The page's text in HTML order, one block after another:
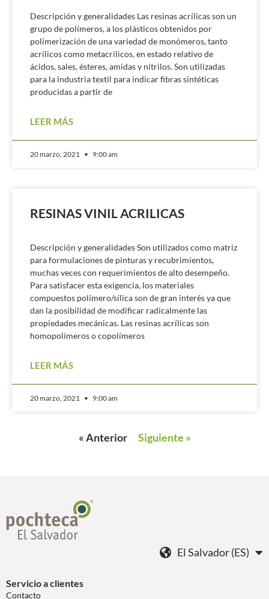
Descripción y generalidades Las resinas acrílicas son un
grupo de polímeros, a los plásticos obtenidos por
polimerización de una variedad de monómeros, tanto
acrílicos como metacrílicos, en estado relativo de
ácidos, sales, ésteres, amidas y nitrilos. Son utilizadas
para la industria textil para indicar fibras sintéticas
producidas a partir de
LEER MÁS
20 marzo, 2021 9:00 am
RESINAS VINIL ACRILICAS
Descripción y generalidades Son utilizados como matriz
para formulaciones de pinturas y recubrimientos,
muchas veces con requerimientos de alto desempeño.
Para satisfacer esta exigencia, los materiales
compuestos polímero/sílica son de gran interés ya que
dan la posibilidad de modificar radicalmente las
propiedades mecánicas. Las resinas acrílicas son
homopolímeros o copolímeros
LEER MÁS
20 marzo, 2021 9:00 am
« Anterior Siguiente »
El Salvador (ES)
Servicio a clientes
Contacto